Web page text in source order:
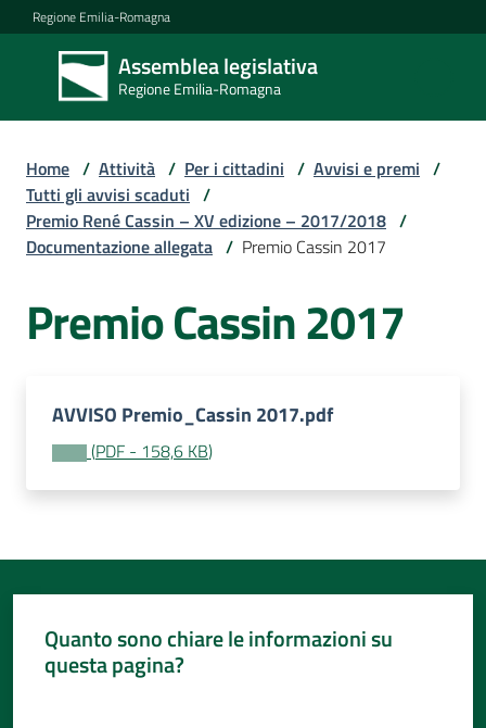
Vai al contenuto
Vai alla navigazione
Vai al footer
Regione Emilia-Romagna
Assemblea legislativa
Regione Emilia-Romagna
Assemblea
legislativa
Regione Emilia-
Assemblea
Attività
Argomenti
Per
Per
cittadini
Menu selezionato
Home / Attività / Per i cittadini / Avvisi e premi /
Tutti gli avvisi scaduti /
Premio René Cassin – XV edizione – 2017/2018 /
Documentazione allegata / Premio Cassin 2017
Premio Cassin 2017
AVVISO Premio_Cassin 2017.pdf
(PDF - 158,6 KB)
Quanto sono chiare le informazioni su
questa pagina?